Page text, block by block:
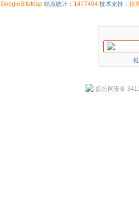
GoogleSiteMap 站点统计： 1477494 技术支持： 仪
皖公网安备